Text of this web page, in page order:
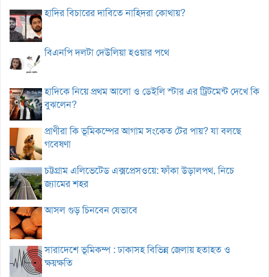
হাদির বিচারের দাবিতে নাহিদরা কোথায়?
বিএনপি দলটা দেউলিয়া হওয়ার পথে
হাদিকে নিয়ে প্রথম আলো ও ডেইলি স্টার এর ট্রিটমেন্ট দেখে কি
বুঝলেন?
প্রাণীরা কি ভূমিকম্পের আগাম সংকেত টের পায়? যা বলছে
গবেষণা
চট্টগ্রাম এলিভেটেড এক্সপ্রেসওয়ে: ফাঁকা উড়ালপথ, নিচে
জ্যামের শহর
আসল গুড় চিনবেন যেভাবে
সারাদেশে ভূমিকম্প : ঢাকাসহ বিভিন্ন জেলায় হতাহত ও
ক্ষয়ক্ষতি